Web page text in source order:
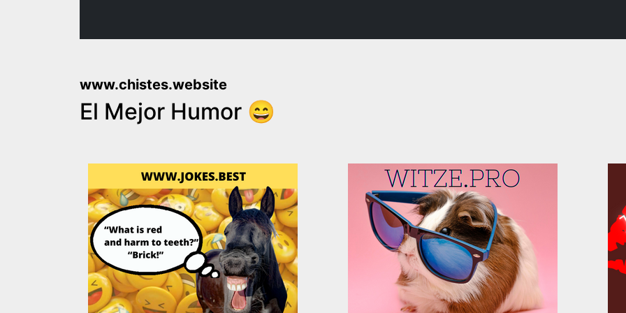
www.chistes.website
El Mejor Humor 😄